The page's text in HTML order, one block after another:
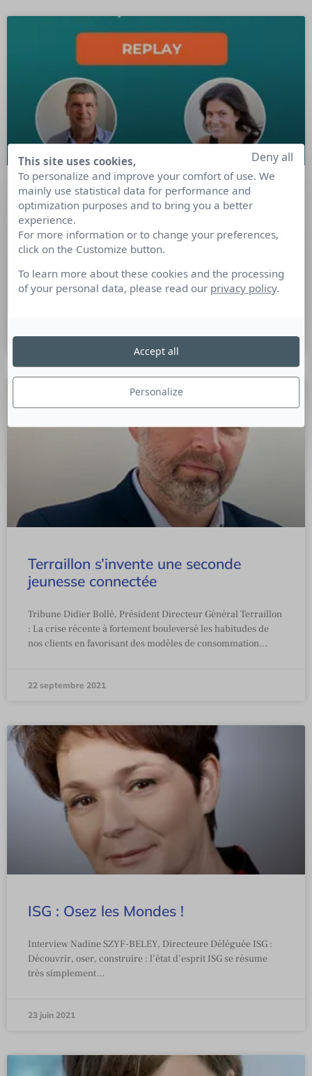
Équilibre entre engagement et
business : l’exemple d’Engie
Dounia Alno, Directrice de la Marque chez Engie, raconte
comment Engie a développé sa stratégie de marque, les
enjeux d’aujourd’hui et de demain et l’importance pour la
communication de rester orienté business.
5 octobre 2021
Terraillon s’invente une seconde
jeunesse connectée
Tribune Didier Bollé, Président Directeur Général Terraillon
: La crise récente à fortement bouleversé les habitudes de
nos clients en favorisant des modèles de consommation…
22 septembre 2021
ISG : Osez les Mondes !
Interview Nadine SZYF-BELEY, Directeure Déléguée ISG :
Découvrir, oser, construire : l’état d’esprit ISG se résume
très simplement…
23 juin 2021
This site uses cookies,
To personalize and improve your comfort of use. We
mainly use statistical data for performance and
optimization purposes and to bring you a better
experience.
For more information or to change your preferences,
click on the Customize button.
To learn more about these cookies and the processing
of your personal data, please read our privacy policy.
Personalize
Deny all
Accept all